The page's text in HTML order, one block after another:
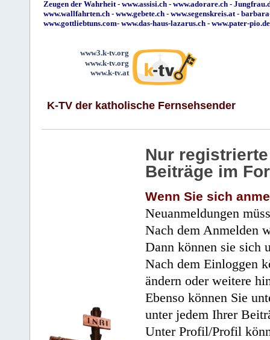
Zeugen der Wahrheit - www.assisi.ch - www.adorare.ch -
www.wallfahrten.ch - www.gebete.ch - www.segenskreis.at -
www.gottliebtuns.com- www.das-haus-lazarus.ch - www.pater-pio.de
www3.k-tv.org
www.k-tv.org
www.k-tv.at
K-TV der katholische Fernsehsender
Nur
Beiträge im
Wenn Sie sich
Neuanmeldungen
Nach dem Anmelden
Dann können sie sich
Nach dem Einloggen
ändern oder weitere
Ebenso können Sie
unter jedem Ihrer
Unter Profil/Profil